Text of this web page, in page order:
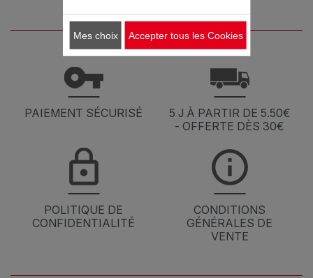
PAIEMENT SÉCURISÉ
5 J À PARTIR DE 5.50€
- OFFERTE DÈS 30€
POLITIQUE DE
CONFIDENTIALITÉ
CONDITIONS
GÉNÉRALES DE
VENTE
Mes choix Accepter tous les Cookies